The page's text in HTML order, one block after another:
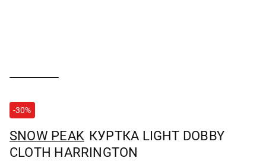
-30%
SNOW PEAK КУРТКА LIGHT DOBBY
CLOTH HARRINGTON